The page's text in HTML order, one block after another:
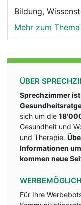
Bildung,
Mehr zum Thema
ÜBER
Sprechzimmer
sich um die
Gesundheit und
und Therapie.
Informationen
kommen neue
Für Ihre